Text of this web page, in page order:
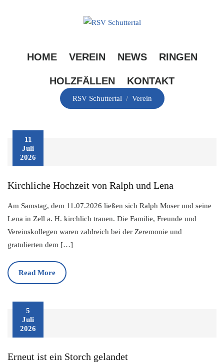
HOME VEREIN NEWS RINGEN
HOLZFÄLLEN KONTAKT
RSV Schuttertal / Verein
11
Juli
2026
Kirchliche Hochzeit von Ralph und Lena
Am Samstag, dem 11.07.2026 ließen sich Ralph Moser und seine
Lena in Zell a. H. kirchlich trauen. Die Familie, Freunde und
Vereinskollegen waren zahlreich bei der Zeremonie und
gratulierten dem […]
Read More
5
Juli
2026
Erneut ist ein Storch gelandet